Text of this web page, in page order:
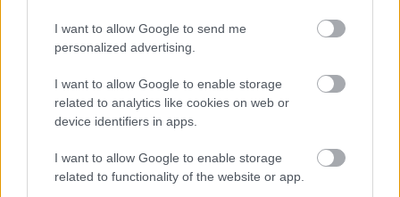
I want to allow Google to send me
personalized advertising.
I want to allow Google to enable storage
related to analytics like cookies on web or
device identifiers in apps.
I want to allow Google to enable storage
related to functionality of the website or app.
Heaven Street Seven: nézz vissza, és nézd
vissza!
LIFESTYLE 7 órája
Az éjszakai támadások mérlege az ukrán-
orosz határon: 3 civil halott, 13 sebesült